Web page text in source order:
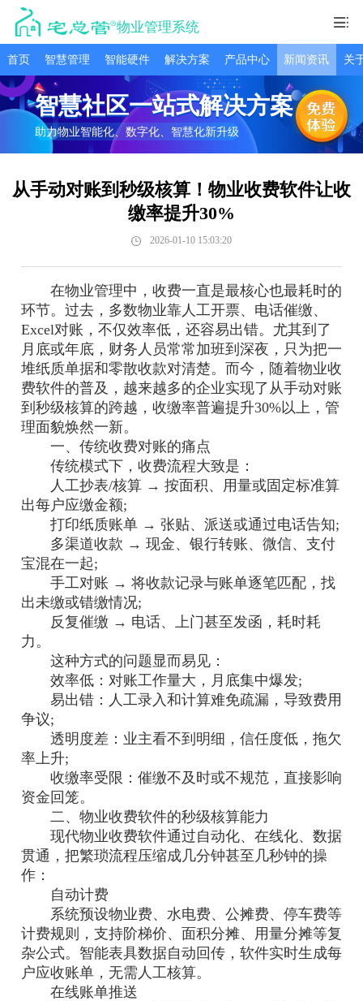
物业管理系统
首页 智慧管理 智能硬件 解决方案 产品中心 新闻资讯 关
智慧社区一站式解决方案
助力物业智能化、数字化、智慧化新升级
从手动对账到秒级核算！物业收费软件让收
缴率提升30%​
2026-01-10 15:03:20
在物业管理中，收费一直是最核心也最耗时的
环节。过去，多数物业靠人工开票、电话催缴、
Excel对账，不仅效率低，还容易出错。尤其到了
月底或年底，财务人员常常加班到深夜，只为把一
堆纸质单据和零散收款对清楚。而今，随着物业收
费软件的普及，越来越多的企业实现了从手动对账
到秒级核算的跨越，收缴率普遍提升30%以上，管
理面貌焕然一新。
一、传统收费对账的痛点
传统模式下，收费流程大致是：
人工抄表/核算 → 按面积、用量或固定标准算
出每户应缴金额;
打印纸质账单 → 张贴、派送或通过电话告知;
多渠道收款 → 现金、银行转账、微信、支付
宝混在一起;
手工对账 → 将收款记录与账单逐笔匹配，找
出未缴或错缴情况;
反复催缴 → 电话、上门甚至发函，耗时耗
力。
这种方式的问题显而易见：
效率低：对账工作量大，月底集中爆发;
易出错：人工录入和计算难免疏漏，导致费用
争议;
透明度差：业主看不到明细，信任度低，拖欠
率上升;
收缴率受限：催缴不及时或不规范，直接影响
资金回笼。
二、物业收费软件的秒级核算能力
现代物业收费软件通过自动化、在线化、数据
贯通，把繁琐流程压缩成几分钟甚至几秒钟的操
作：
自动计费
系统预设物业费、水电费、公摊费、停车费等
计费规则，支持阶梯价、面积分摊、用量分摊等复
杂公式。智能表具数据自动回传，软件实时生成每
户应收账单，无需人工核算。
在线账单推送